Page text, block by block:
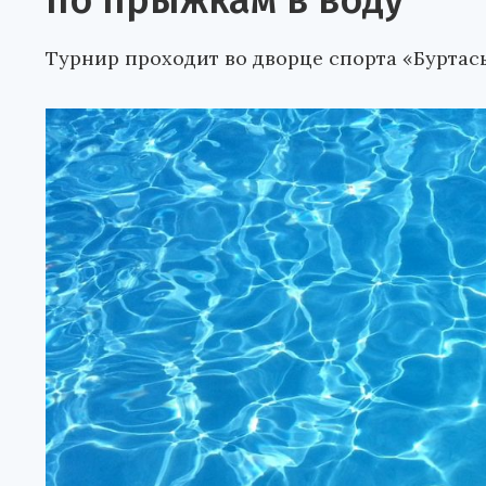
Турнир проходит во дворце спорта